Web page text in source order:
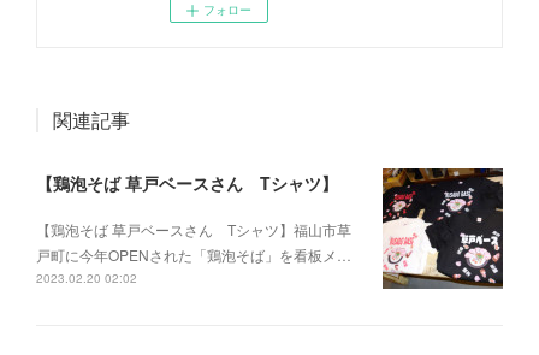
フォロー
関連記事
【鶏泡そば 草戸ベースさん Tシャツ】
【鶏泡そば 草戸ベースさん Tシャツ】福山市草
戸町に今年OPENされた「鶏泡そば」を看板メ…
2023.02.20 02:02